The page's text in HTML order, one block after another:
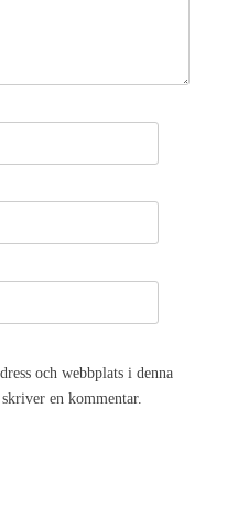
och webbplats i denna
en kommentar.